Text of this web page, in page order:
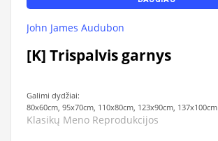
John James Audubon
[K] Trispalvis garnys
Galimi dydžiai:
80x60cm, 95x70cm, 110x80cm, 123x90cm, 137x100cm
Klasikų Meno Reprodukcijos